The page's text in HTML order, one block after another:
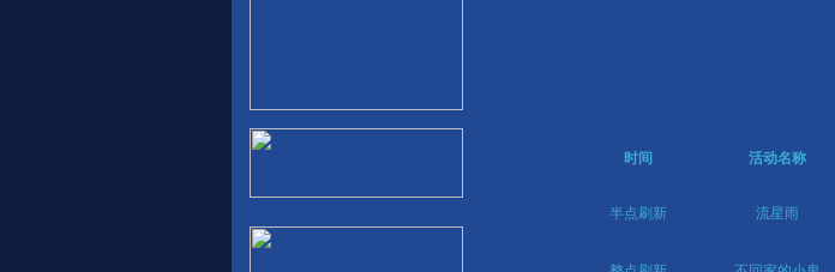
时间 活动名称
半点刷新 流星雨